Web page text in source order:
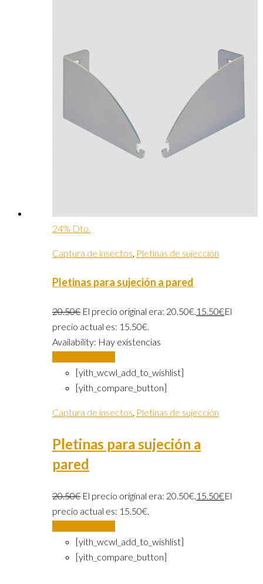
24% Dto.
Captura de insectos, Pletinas de sujección
Pletinas para sujeción a pared
20.50€ El precio original era: 20.50€.15.50€El
precio actual es: 15.50€.
Availability: Hay existencias
[yith_wcwl_add_to_wishlist]
[yith_compare_button]
Captura de insectos, Pletinas de sujección
Pletinas para sujeción a
pared
20.50€ El precio original era: 20.50€.15.50€El
precio actual es: 15.50€.
[yith_wcwl_add_to_wishlist]
[yith_compare_button]